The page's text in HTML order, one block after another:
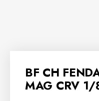
BF CH
MAG CRV 1/